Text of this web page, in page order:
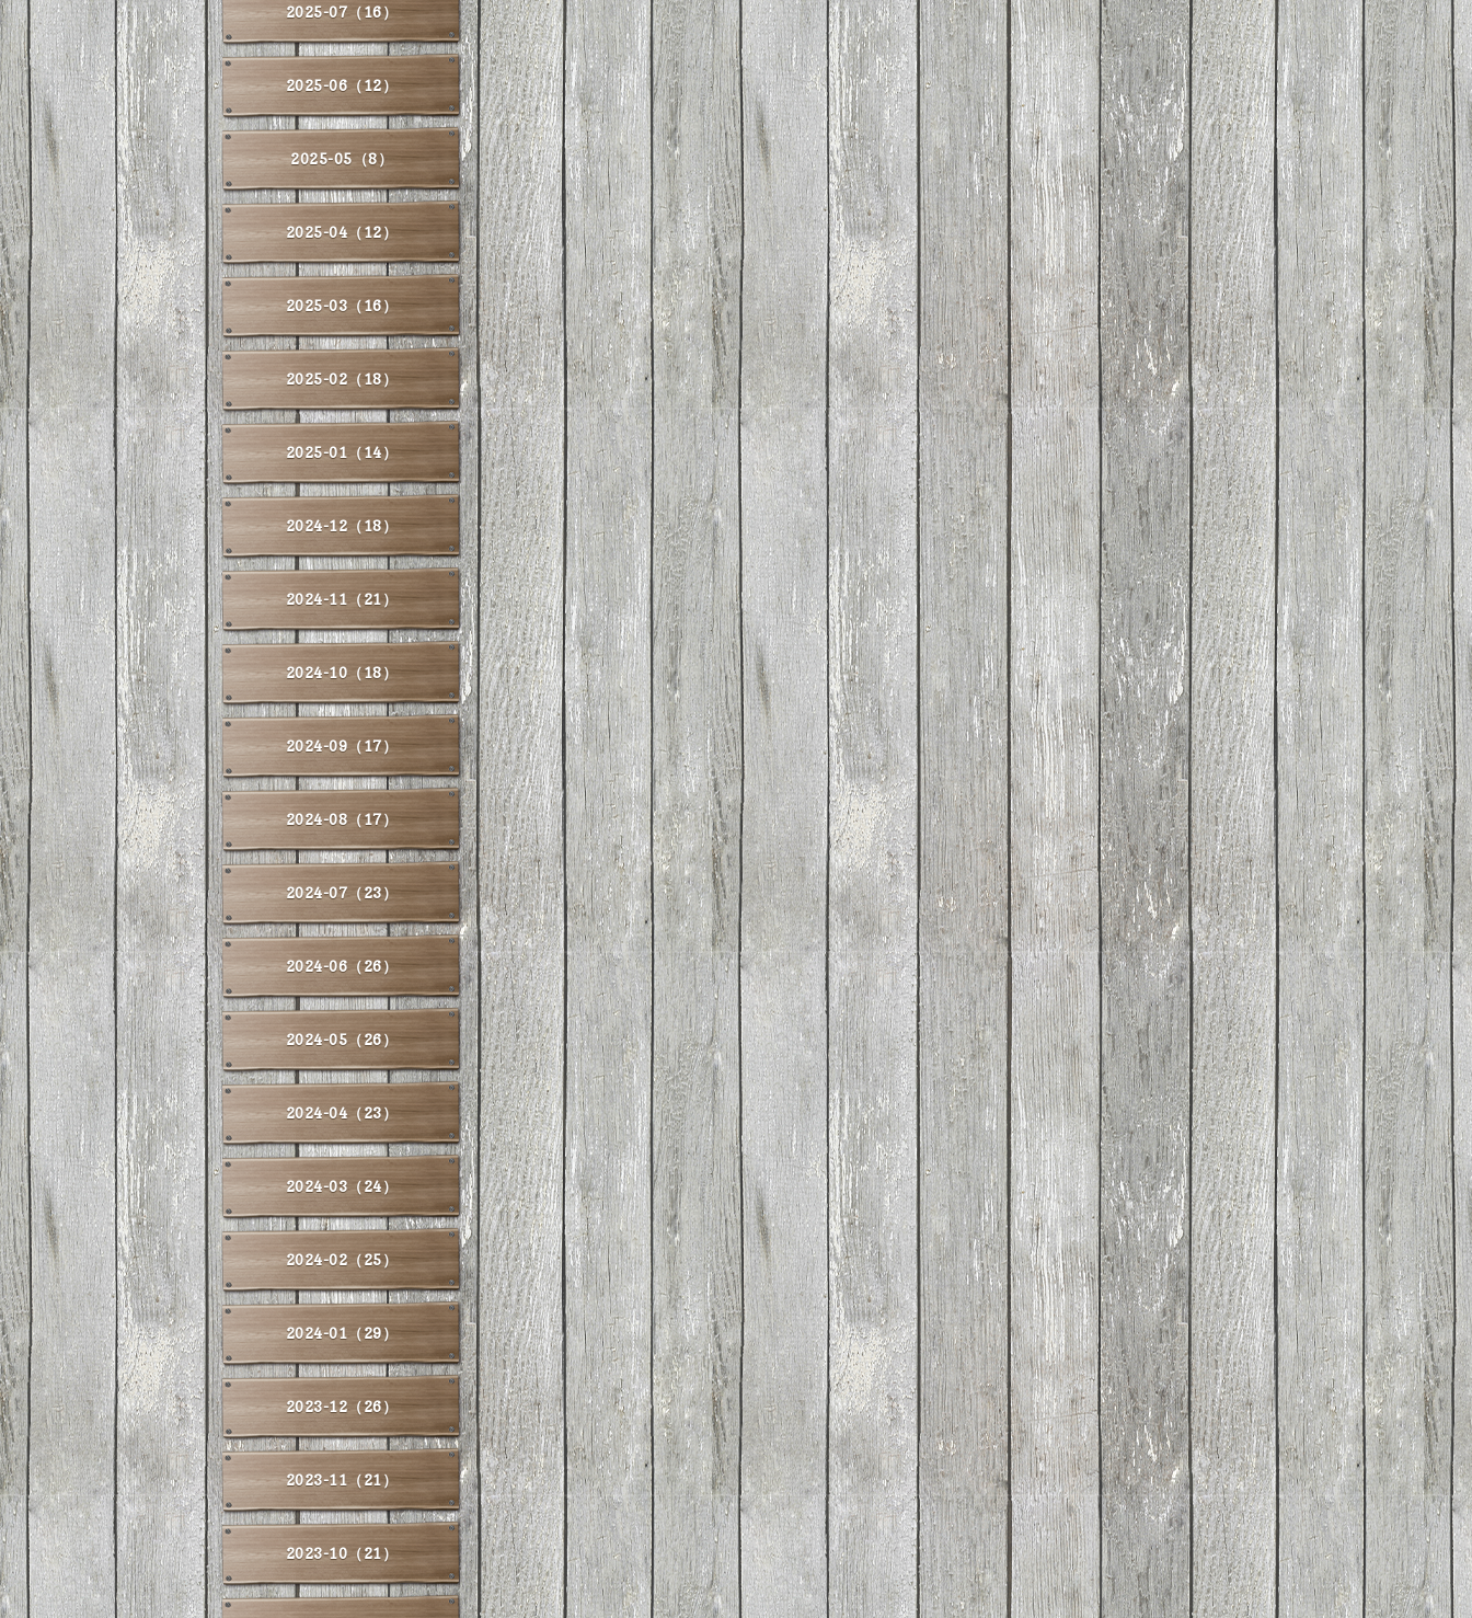
2025-07（16）
2025-06（12）
2025-05（8）
2025-04（12）
2025-03（16）
2025-02（18）
2025-01（14）
2024-12（18）
2024-11（21）
2024-10（18）
2024-09（17）
2024-08（17）
2024-07（23）
2024-06（26）
2024-05（26）
2024-04（23）
2024-03（24）
2024-02（25）
2024-01（29）
2023-12（26）
2023-11（21）
2023-10（21）